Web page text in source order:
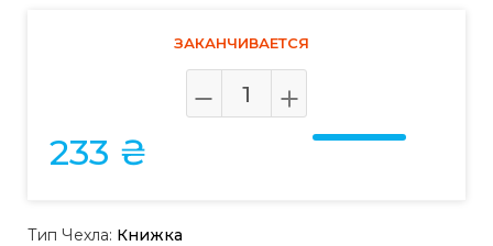
ЗАКАНЧИВАЕТСЯ
233 ₴
Тип Чехла: Книжка